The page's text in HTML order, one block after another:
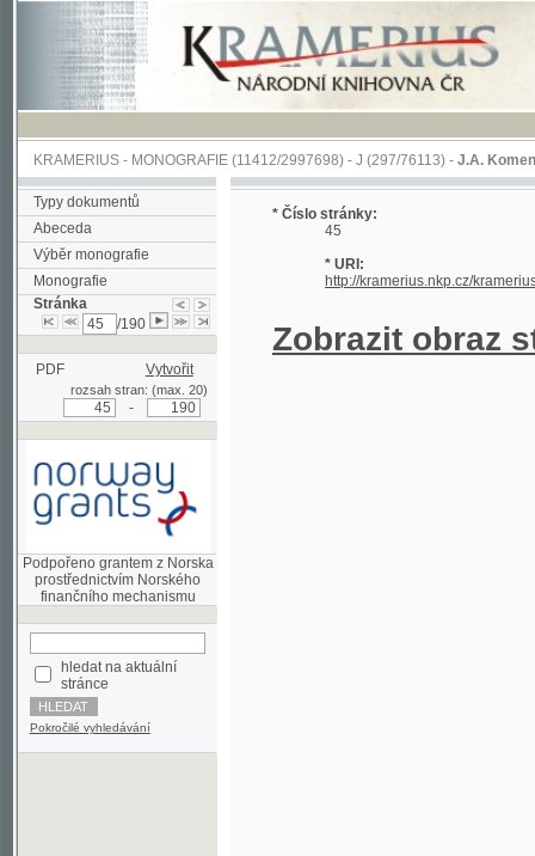
KRAMERIUS-MONOGRAFIE(11412/2997698) -J (297/76113)-J.A. Komenského
Typy dokumentů
Abeceda
Výběr monografie
Monografie
Stránka
/190
PDF Vytvořit
rozsah stran: (max. 20)
Podpořeno grantem z Norska
prostřednictvím Norského
hledat na aktuální
stránce
Pokročilé vyhledávání
* Číslo stránky:
45
* URI:
http://kramerius.nkp.cz/kramerius/